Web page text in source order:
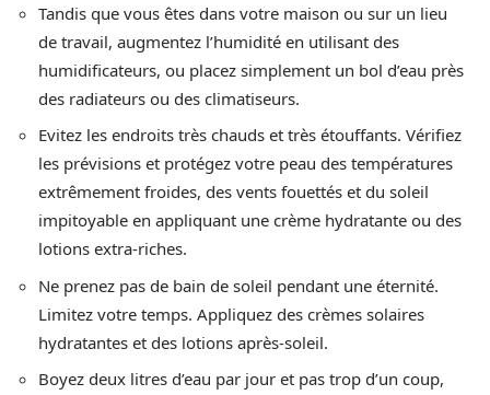
Tandis que vous êtes dans votre maison ou sur un lieu
de travail, augmentez l’humidité en utilisant des
humidificateurs, ou placez simplement un bol d’eau près
des radiateurs ou des climatiseurs.
Evitez les endroits très chauds et très étouffants. Vérifiez
les prévisions et protégez votre peau des températures
extrêmement froides, des vents fouettés et du soleil
impitoyable en appliquant une crème hydratante ou des
lotions extra-riches.
Ne prenez pas de bain de soleil pendant une éternité.
Limitez votre temps. Appliquez des crèmes solaires
hydratantes et des lotions après-soleil.
Boyez deux litres d’eau par jour et pas trop d’un coup,